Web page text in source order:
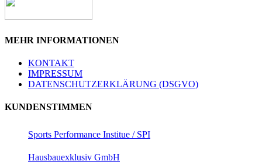
MEHR INFORMATIONEN
KONTAKT
IMPRESSUM
DATENSCHUTZERKLÄRUNG (DSGVO)
KUNDENSTIMMEN
Sports Performance Institue / SPI
Hausbauexklusiv GmbH